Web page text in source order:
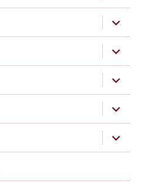
підменю
підменю
підменю
підменю
підменю